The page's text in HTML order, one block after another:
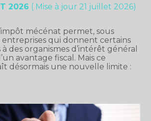
2026 ( Mise à jour 21 juillet 2026)
mécénat permet, sous
entreprises qui donnent certains
des organismes d’intérêt général
avantage fiscal. Mais ce
désormais une nouvelle limite :